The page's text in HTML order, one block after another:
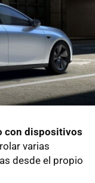
con dispositivos
varias
desde el propio